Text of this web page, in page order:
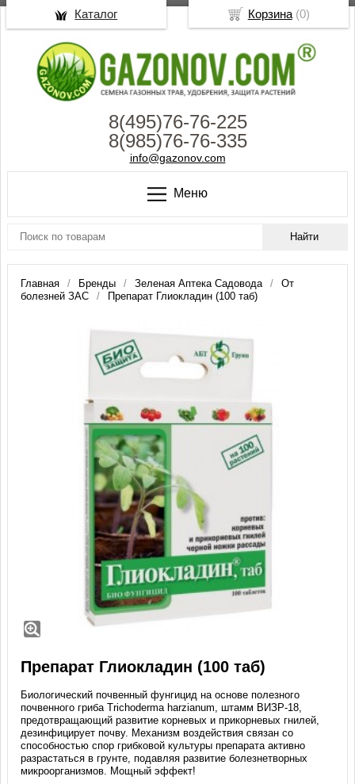
8(495)76-76-225
8(985)76-76-335
info@gazonov.com
Меню
Главная Бренды Зеленая Аптека Садовода
От
болезней ЗАС
Препарат Глиокладин (100 таб)
Препарат Глиокладин (100 таб)
Биологический почвенный фунгицид на основе полезного
почвенного гриба Trichoderma harzianum, штамм ВИЗР-18,
предотвращающий развитие корневых и прикорневых гнилей,
дезинфицирует почву. Механизм воздействия связан со
способностью спор грибковой культуры препарата активно
разрастаться в грунте, подавляя развитие болезнетворных
микроорганизмов. Мощный эффект!
Корзина(0)
Каталог